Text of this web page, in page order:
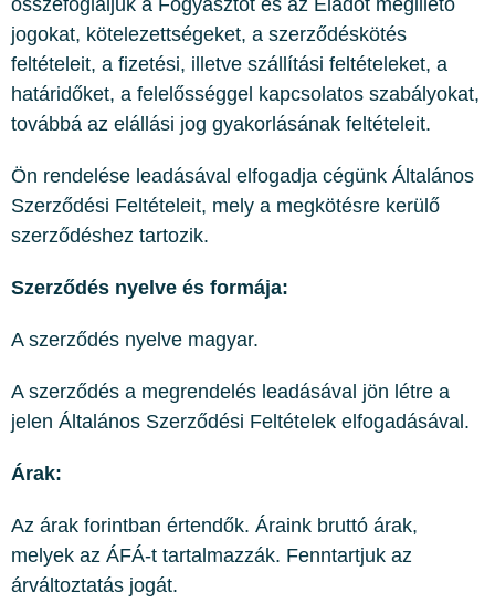
összefoglaljuk a Fogyasztót és az Eladót megillető
jogokat, kötelezettségeket, a szerződéskötés
feltételeit, a fizetési, illetve szállítási feltételeket, a
határidőket, a felelősséggel kapcsolatos szabályokat,
továbbá az elállási jog gyakorlásának feltételeit.
Ön rendelése leadásával elfogadja cégünk Általános
Szerződési Feltételeit, mely a megkötésre kerülő
szerződéshez tartozik.
Szerződés nyelve és formája:
A szerződés nyelve magyar.
A szerződés a megrendelés leadásával jön létre a
jelen Általános Szerződési Feltételek elfogadásával.
Árak:
Az árak forintban értendők. Áraink bruttó árak,
melyek az ÁFÁ-t tartalmazzák. Fenntartjuk az
árváltoztatás jogát.